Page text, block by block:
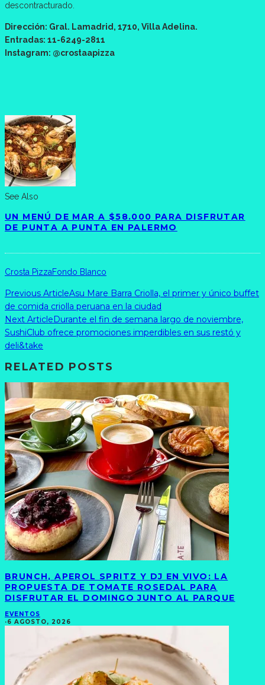
descontracturado.
Dirección: Gral. Lamadrid, 1710, Villa Adelina.
Entradas: 11-6249-2811
Instagram: @crostaapizza
See Also
UN MENÚ DE MAR A $58.000 PARA DISFRUTAR
DE PUNTA A PUNTA EN PALERMO
Crosta PizzaFondo Blanco
Previous ArticleAsu Mare Barra Criolla, el primer y único buffet
de comida criolla peruana en la ciudad
Next Article Durante el fin de semana largo de noviembre,
SushiClub ofrece promociones imperdibles en sus restó y
deli&take
RELATED POSTS
BRUNCH, APEROL SPRITZ Y DJ EN VIVO: LA
PROPUESTA DE TOMATE ROSEDAL PARA
DISFRUTAR EL DOMINGO JUNTO AL PARQUE
EVENTOS
·6 AGOSTO, 2026